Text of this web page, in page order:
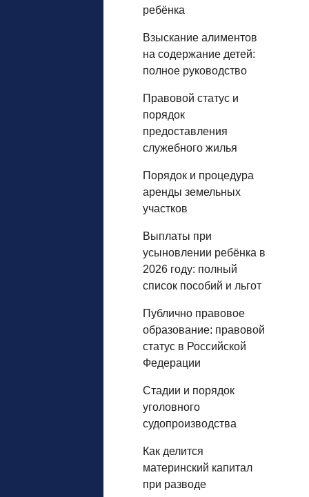
ребёнка
Взыскание алиментов
на содержание детей:
полное руководство
Правовой статус и
порядок
предоставления
служебного жилья
Порядок и процедура
аренды земельных
участков
Выплаты при
усыновлении ребёнка в
2026 году: полный
список пособий и льгот
Публично правовое
образование: правовой
статус в Российской
Федерации
Стадии и порядок
уголовного
судопроизводства
Как делится
материнский капитал
при разводе